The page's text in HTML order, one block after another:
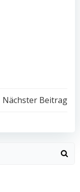
Nächster Beitrag